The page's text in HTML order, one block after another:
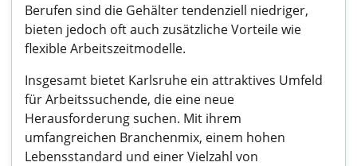
Berufen sind die Gehälter tendenziell niedriger,
bieten jedoch oft auch zusätzliche Vorteile wie
flexible Arbeitszeitmodelle.
Insgesamt bietet Karlsruhe ein attraktives Umfeld
für Arbeitssuchende, die eine neue
Herausforderung suchen. Mit ihrem
umfangreichen Branchenmix, einem hohen
Lebensstandard und einer Vielzahl von